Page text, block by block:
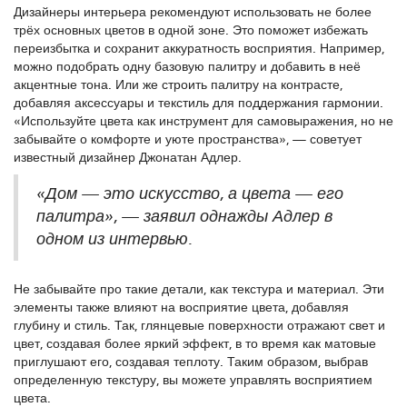
Дизайнеры интерьера рекомендуют использовать не более
трёх основных цветов в одной зоне. Это поможет избежать
переизбытка и сохранит аккуратность восприятия. Например,
можно подобрать одну базовую палитру и добавить в неё
акцентные тона. Или же строить палитру на контрасте,
добавляя аксессуары и текстиль для поддержания гармонии.
«Используйте цвета как инструмент для самовыражения, но не
забывайте о комфорте и уюте пространства», — советует
известный дизайнер Джонатан Адлер.
«Дом — это искусство, а цвета — его
палитра», — заявил однажды Адлер в
одном из интервью.
Не забывайте про такие детали, как текстура и материал. Эти
элементы также влияют на восприятие цвета, добавляя
глубину и стиль. Так, глянцевые поверхности отражают свет и
цвет, создавая более яркий эффект, в то время как матовые
приглушают его, создавая теплоту. Таким образом, выбрав
определенную текстуру, вы можете управлять восприятием
цвета.